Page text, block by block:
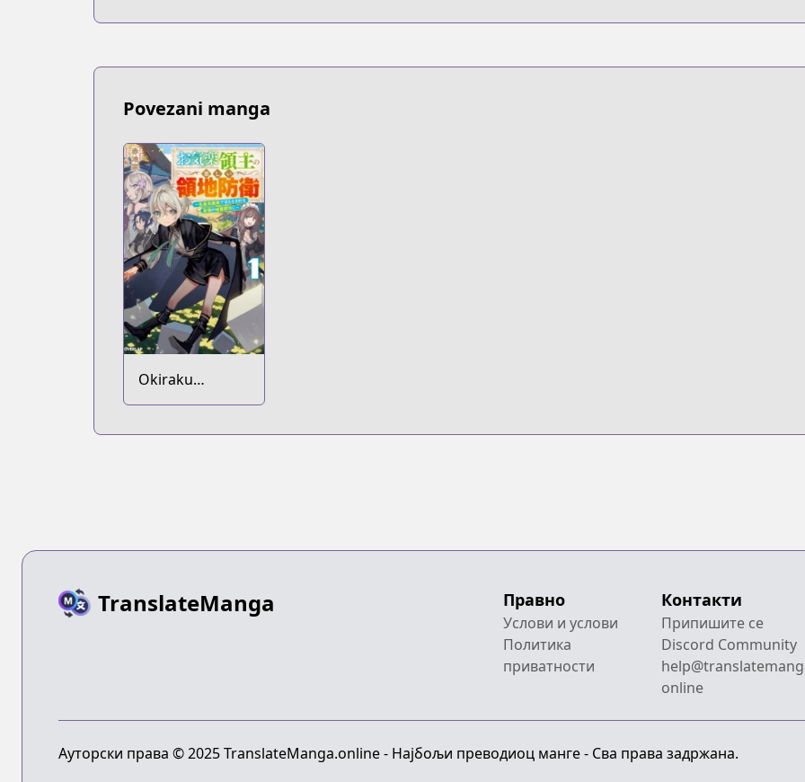
Povezani manga
Okiraku
Ryoushu no
Jousai Toshi ni
TranslateManga Правно
Услови и услови
Политика
приватности
Контакти
Припишите се
Discord Community
online
Ауторски права © 2025 TranslateManga.online - Најбољи преводиоц манге - Сва права задржана.